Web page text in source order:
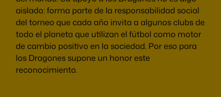
aislado: forma parte de la responsabilidad social
del torneo que cada año invita a algunos clubs de
todo el planeta que utilizan el fútbol como motor
de cambio positivo en la sociedad. Por eso para
los Dragones supone un honor este
reconocimiento.